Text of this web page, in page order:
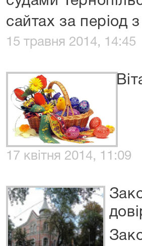
сайтах за період
15 травня 2014, 14:45
17 квітня 2014, 11:09